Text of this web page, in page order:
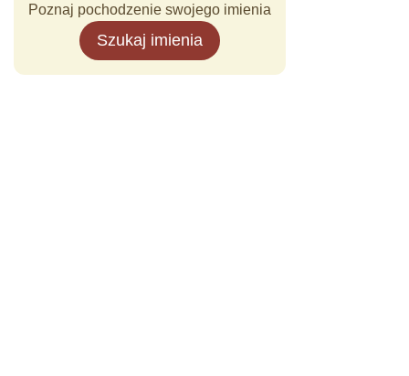
Poznaj pochodzenie swojego imienia
Szukaj imienia